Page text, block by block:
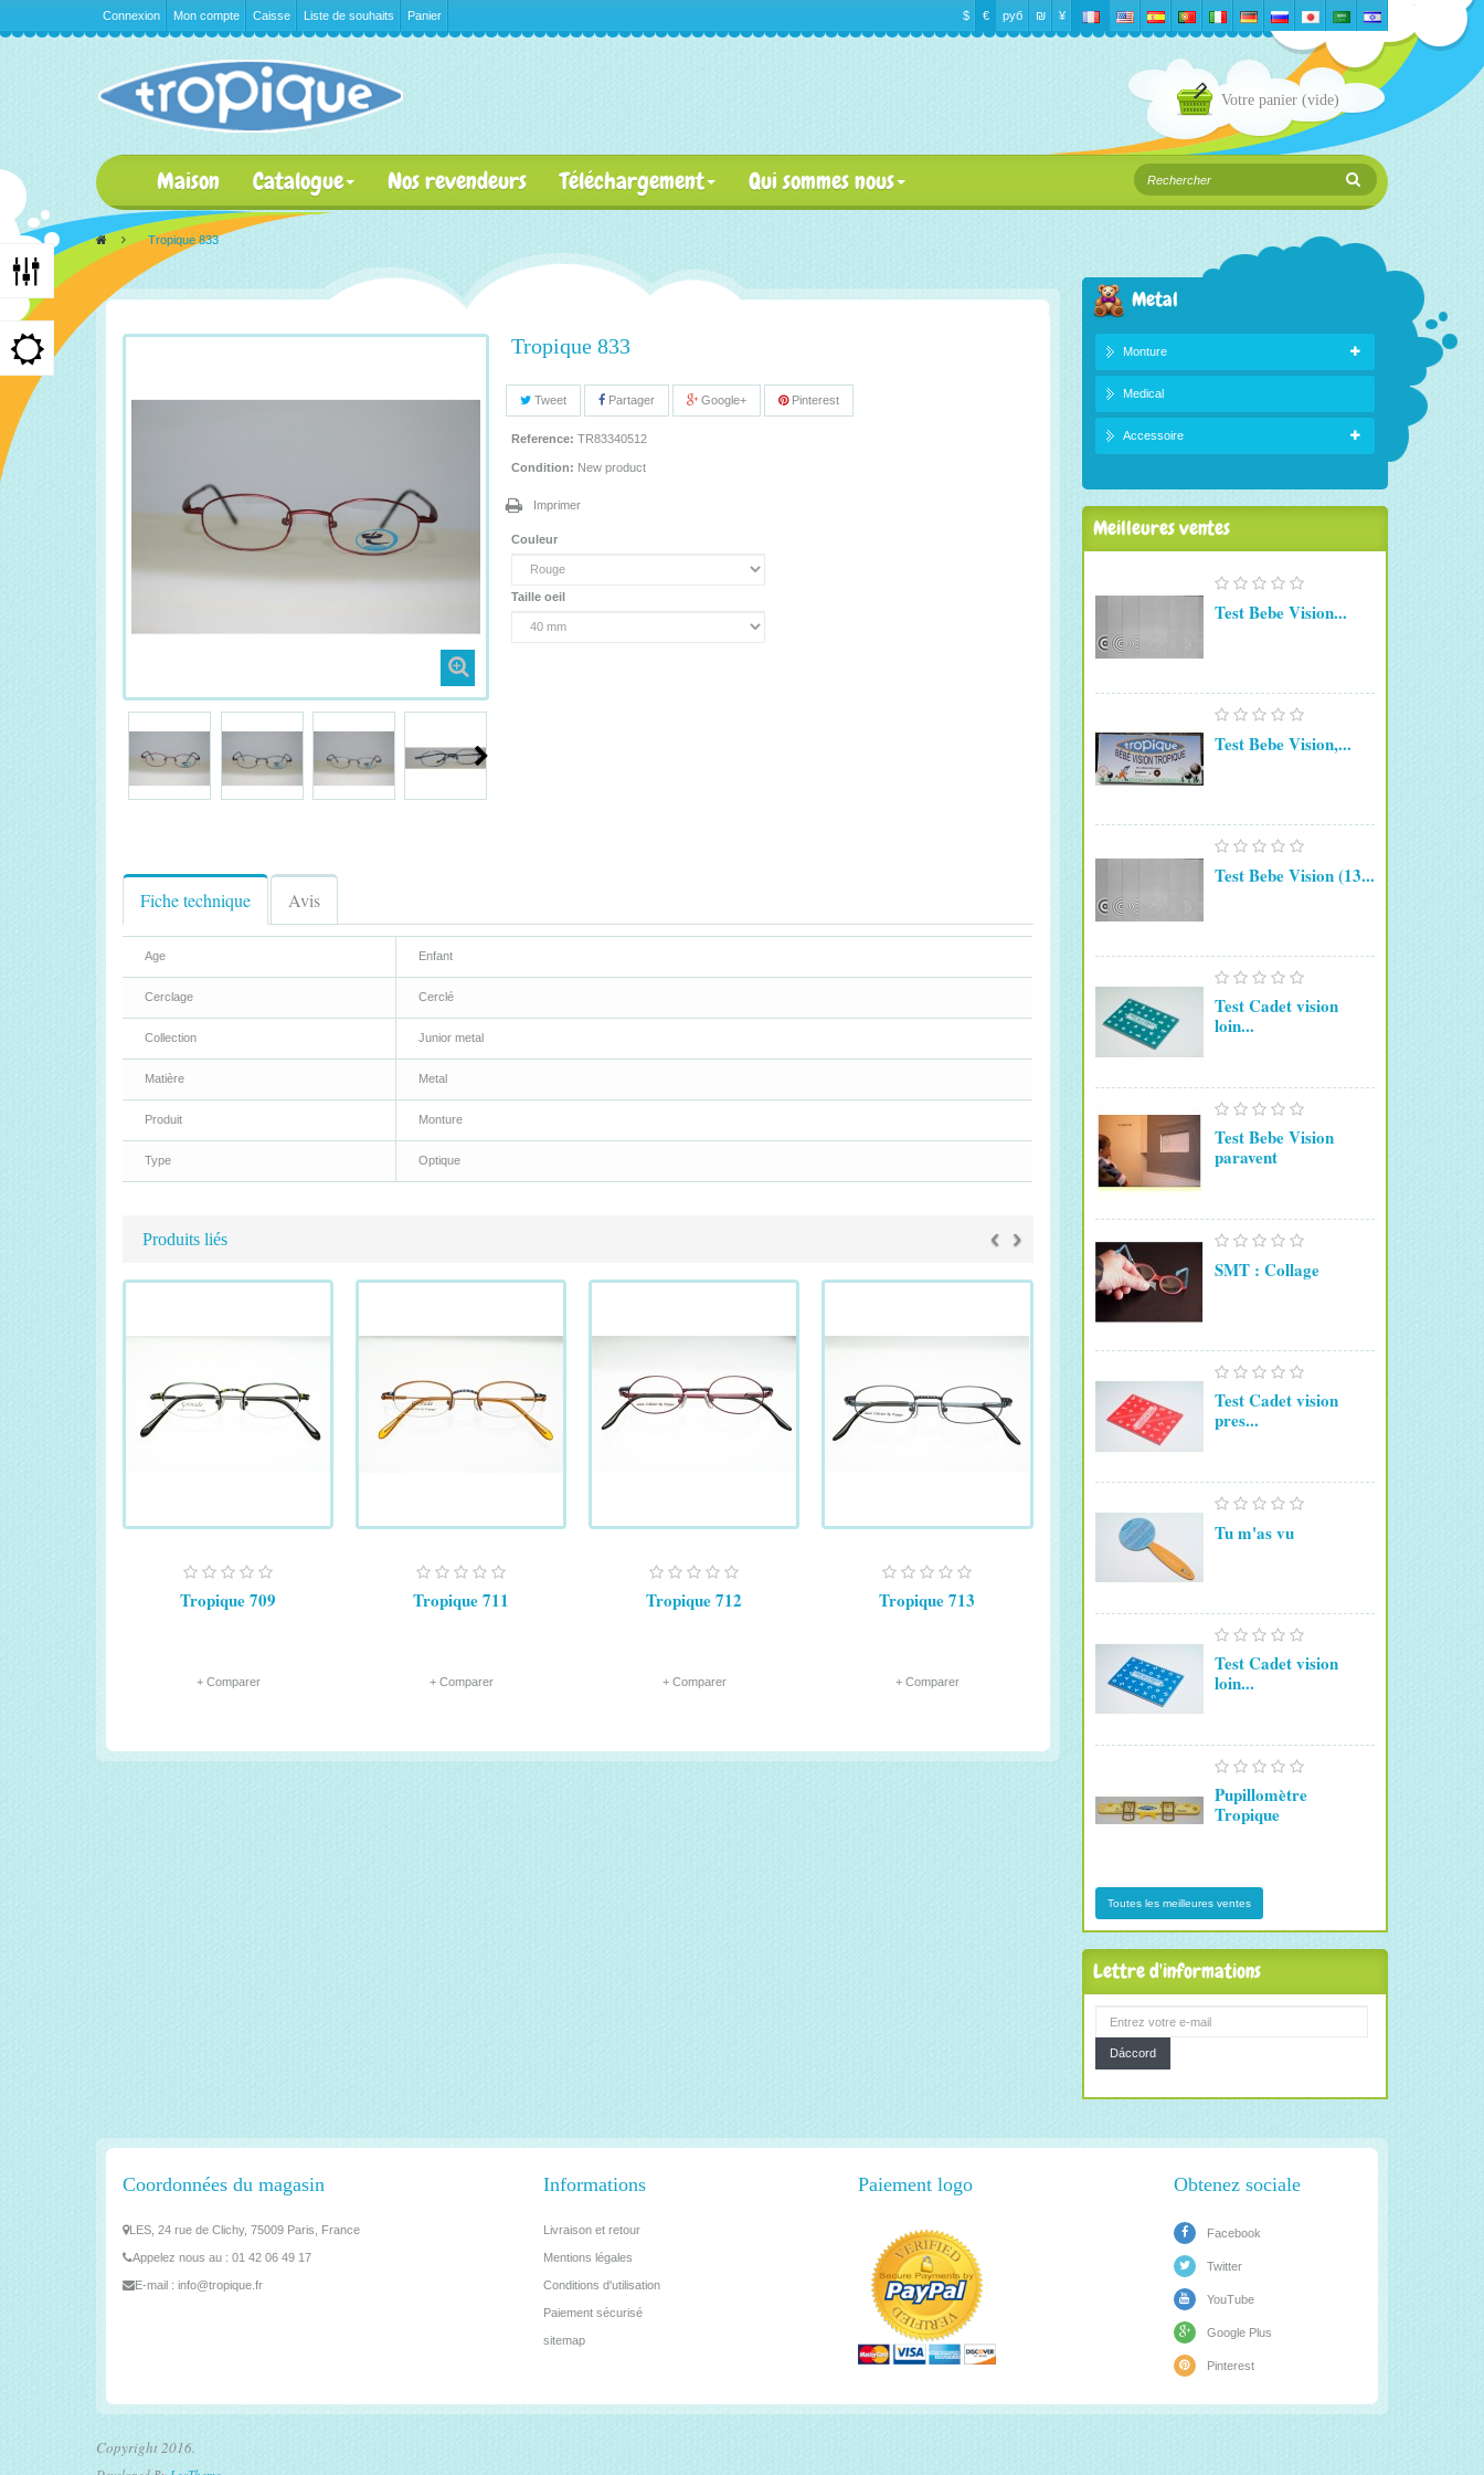
$ € руб ₪‎ ¥
Connexion Mon compte Caisse Liste de souhaits Panier
Votre panier (vide)
Maison Catalogue Nos revendeurs Téléchargement Qui sommes nous
> Tropique 833
Tropique 833
Tweet Partager Google+ Pinterest
Reference: TR83340512
Condition: New product
Imprimer
Couleur
Taille oeil
Fiche technique Avis
Age Enfant
Cerclage Cerclé
Collection Junior metal
Matière Metal
Produit Monture
Type Optique
Produits liés ‹ ›
Tropique 709
+ Comparer
Tropique 711
+ Comparer
Tropique 712
+ Comparer
Tropique 713
+ Comparer
Metal
Monture
Medical
Accessoire
Meilleures ventes
Test Bebe Vision...
Test Bebe Vision,...
Test Bebe Vision (13...
Test Cadet vision
loin...
Test Bebe Vision
paravent
SMT : Collage
Test Cadet vision
pres...
Tu m'as vu
Test Cadet vision
loin...
Pupillomètre
Tropique
Toutes les meilleures ventes
Lettre d'informations
Dáccord
Coordonnées du magasin
LES, 24 rue de Clichy, 75009 Paris, France
Appelez nous au : 01 42 06 49 17
E-mail : info@tropique.fr
Informations
Livraison et retour
Mentions légales
Conditions d'utilisation
Paiement sécurisé
sitemap
Paiement logo Obtenez sociale
Facebook
Twitter
YouTube
Google Plus
Pinterest
Copyright 2016.